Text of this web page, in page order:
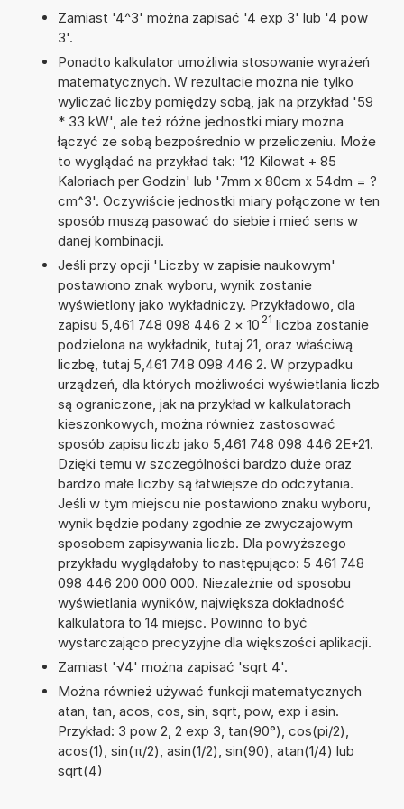
Zamiast '4^3' można zapisać '4 exp 3' lub '4 pow
3'.
Ponadto kalkulator umożliwia stosowanie wyrażeń
matematycznych. W rezultacie można nie tylko
wyliczać liczby pomiędzy sobą, jak na przykład '59
* 33 kW', ale też różne jednostki miary można
łączyć ze sobą bezpośrednio w przeliczeniu. Może
to wyglądać na przykład tak: '12 Kilowat + 85
Kaloriach per Godzin' lub '7mm x 80cm x 54dm = ?
cm^3'. Oczywiście jednostki miary połączone w ten
sposób muszą pasować do siebie i mieć sens w
danej kombinacji.
Jeśli przy opcji 'Liczby w zapisie naukowym'
postawiono znak wyboru, wynik zostanie
wyświetlony jako wykładniczy. Przykładowo, dla
zapisu 5,461 748 098 446 2 × 10 21 liczba zostanie
podzielona na wykładnik, tutaj 21, oraz właściwą
liczbę, tutaj 5,461 748 098 446 2. W przypadku
urządzeń, dla których możliwości wyświetlania liczb
są ograniczone, jak na przykład w kalkulatorach
kieszonkowych, można również zastosować
sposób zapisu liczb jako 5,461 748 098 446 2E+21.
Dzięki temu w szczególności bardzo duże oraz
bardzo małe liczby są łatwiejsze do odczytania.
Jeśli w tym miejscu nie postawiono znaku wyboru,
wynik będzie podany zgodnie ze zwyczajowym
sposobem zapisywania liczb. Dla powyższego
przykładu wyglądałoby to następująco: 5 461 748
098 446 200 000 000. Niezależnie od sposobu
wyświetlania wyników, największa dokładność
kalkulatora to 14 miejsc. Powinno to być
wystarczająco precyzyjne dla większości aplikacji.
Zamiast '√4' można zapisać 'sqrt 4'.
Można również używać funkcji matematycznych
atan, tan, acos, cos, sin, sqrt, pow, exp i asin.
Przykład: 3 pow 2, 2 exp 3, tan(90°), cos(pi/2),
acos(1), sin(π/2), asin(1/2), sin(90), atan(1/4) lub
sqrt(4)